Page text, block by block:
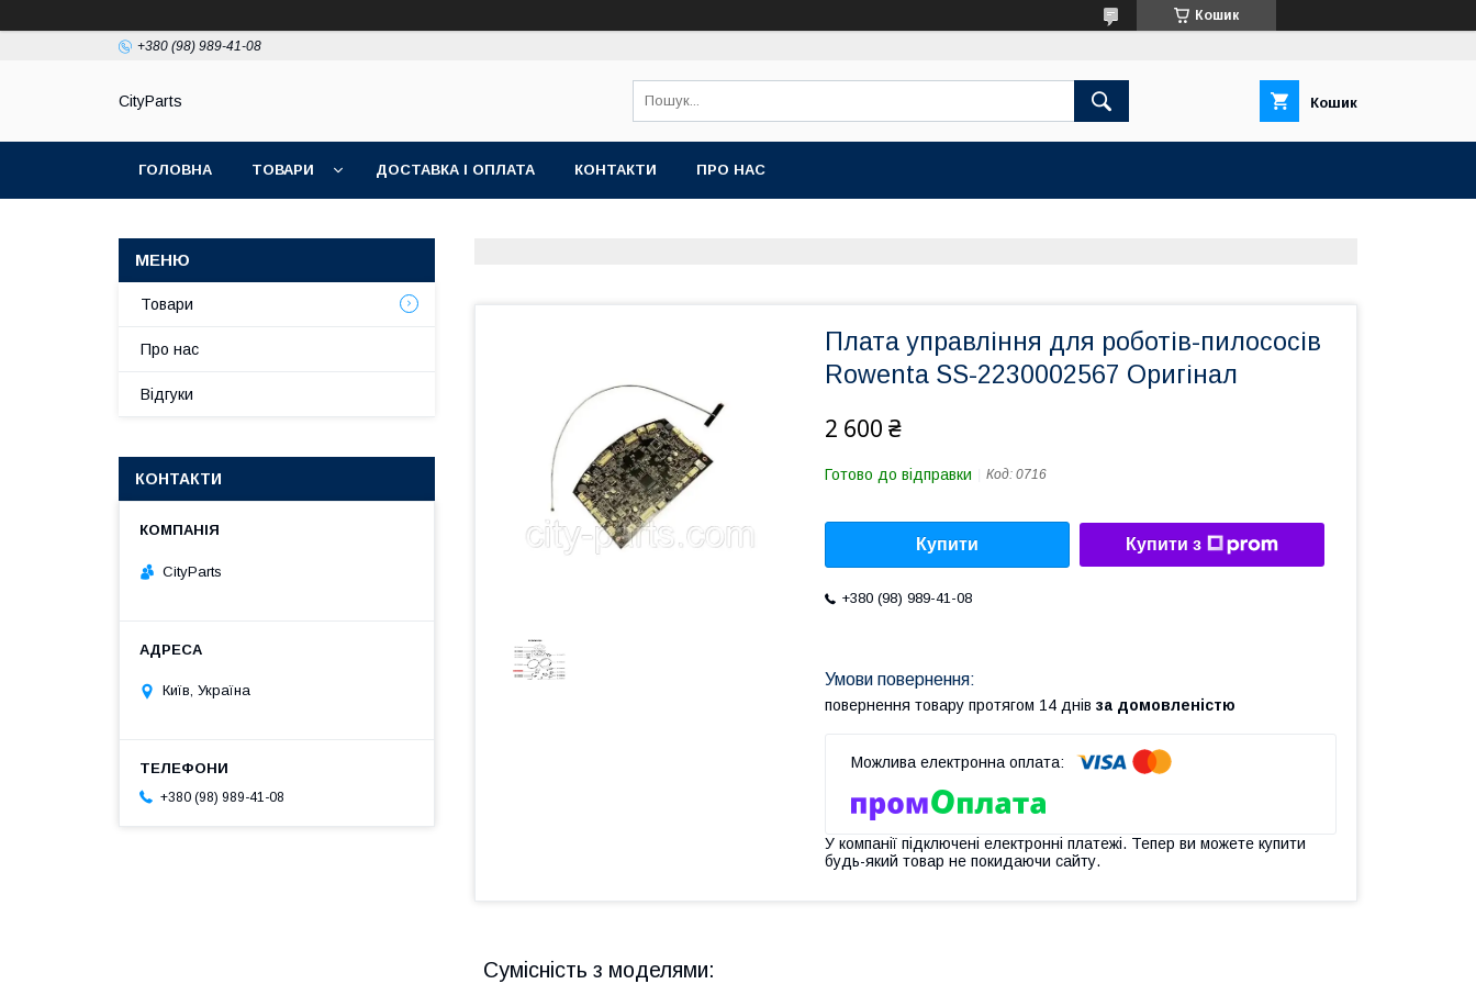
Кошик
+380 (98) 989-41-08
CityParts Кошик
ГОЛОВНА ТОВАРИ ДОСТАВКА І ОПЛАТА КОНТАКТИ ПРО НАС
Плата управління для роботів-пилососів
Rowenta SS-2230002567 Оригінал
2 600 ₴
Готово до відправки Код: 0716
Купити Купити з
+380 (98) 989-41-08
повернення товару протягом 14 днів за домовленістю
У компанії підключені електронні платежі. Тепер ви можете купити
будь-який товар не покидаючи сайту.
Сумісність з моделями:
Товари
Про нас
Відгуки
КОНТАКТИ
CityParts
Київ, Україна
+380 (98) 989-41-08